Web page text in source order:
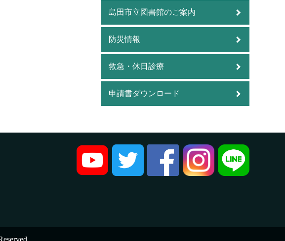
島田市立図書館のご案内
防災情報
救急・休日診療
申請書ダウンロード